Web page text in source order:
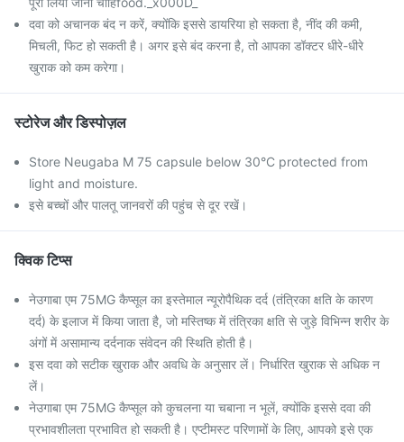
दवा को अचानक बंद न करें, क्योंकि इससे डायरिया हो सकता है, नींद की कमी,
मिचली, फिट हो सकती है। अगर इसे बंद करना है, तो आपका डॉक्टर धीरे-धीरे
खुराक को कम करेगा।
स्टोरेज और डिस्पोज़ल
Store Neugaba M 75 capsule below 30°C protected from
light and moisture.
इसे बच्चों और पालतू जानवरों की पहुंच से दूर रखें।
क्विक टिप्स
नेउगाबा एम 75MG कैप्सूल का इस्तेमाल न्यूरोपैथिक दर्द (तंत्रिका क्षति के कारण
दर्द) के इलाज में किया जाता है, जो मस्तिष्क में तंत्रिका क्षति से जुड़े विभिन्न शरीर के
अंगों में असामान्य दर्दनाक संवेदन की स्थिति होती है।
इस दवा को सटीक खुराक और अवधि के अनुसार लें। निर्धारित खुराक से अधिक न
लें।
नेउगाबा एम 75MG कैप्सूल को कुचलना या चबाना न भूलें, क्योंकि इससे दवा की
प्रभावशीलता प्रभावित हो सकती है। एप्टीमस्ट परिणामों के लिए, आपको इसे एक